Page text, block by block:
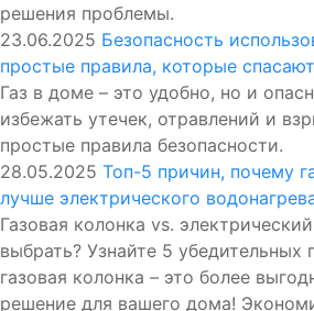
решения проблемы.
23.06.2025 Безопасность
простые правила, которые
Газ в доме – это удобно, но и
избежать утечек, отравлений и
простые правила безопасности.
28.05.2025 Топ-5 причин, почему
лучше электрического
Газовая колонка vs.
выбрать? Узнайте 5 убедительных
газовая колонка – это более
решение для вашего дома!